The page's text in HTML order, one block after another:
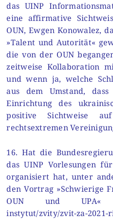
das UINP
eine affirmative
OUN, Ewgen Konowalez,
»Talent und Autorität«
die von der OUN
zeitweise Kollaboration
und wenn ja, welche
aus dem Umstand,
Einrichtung des
positive Sichtweise
rechtsextremen
16. Hat die
das UINP Vorlesungen
organisiert hat, unter
den Vortrag »Schwierige
OUN und UPA«
instytut/zvity/zvit-za-2021-